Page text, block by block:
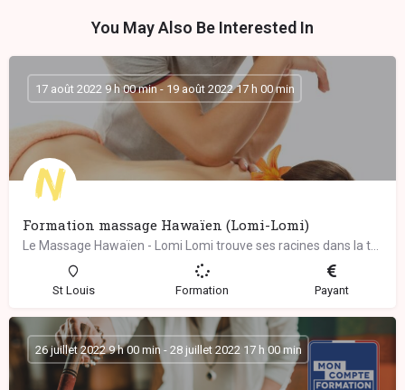
You May Also Be Interested In
Formation massage Hawaïen (Lomi-Lomi)
Le Massage Hawaïen - Lomi Lomi trouve ses racines dans la tradition chamanique des guérisseurs ancestraux de…
17 août 2022 9 h 00 min - 19 août 2022 17 h 00 min
St Louis Formation Payant
26 juillet 2022 9 h 00 min - 28 juillet 2022 17 h 00 min